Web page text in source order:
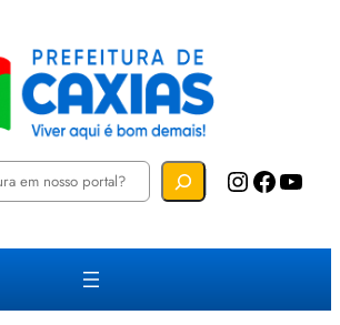
Instagram Facebook YouTube